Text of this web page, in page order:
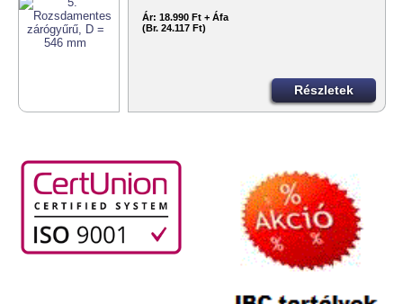
Ár: 18.990 Ft + Áfa
(Br. 24.117 Ft)
Részletek